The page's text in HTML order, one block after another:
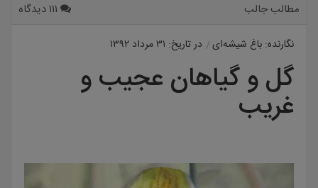
مطالب جالب
نگارنده: باغ شیشه‌ای در تاریخ: ۳۱ مرداد ۱۳۹۲
گل و گیاهان عجیب و
غریب